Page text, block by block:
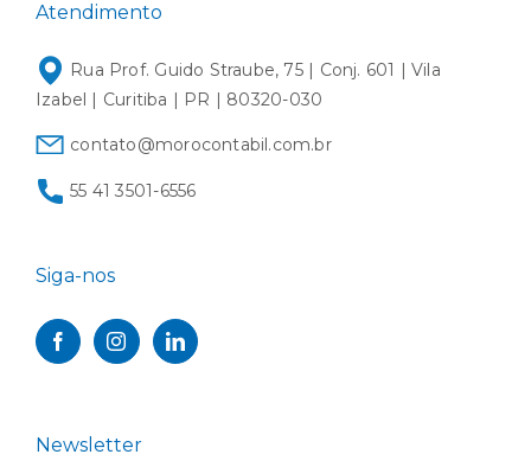
Atendimento
Rua Prof. Guido Straube, 75 | Conj. 601 | Vila
Izabel | Curitiba | PR | 80320-030
contato@morocontabil.com.br
55 41 3501-6556
Siga-nos
Newsletter